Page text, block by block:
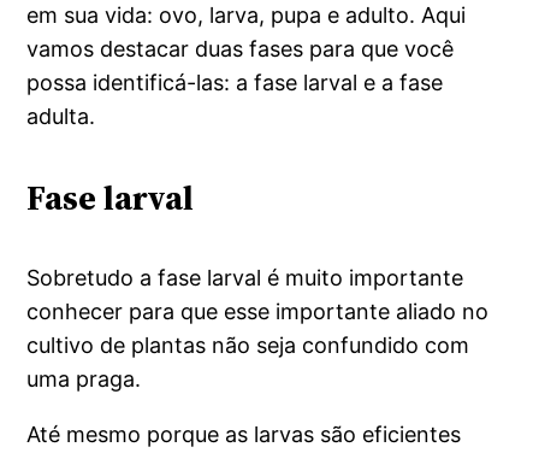
em sua vida: ovo, larva, pupa e adulto. Aqui
vamos destacar duas fases para que você
possa identificá-las: a fase larval e a fase
adulta.
Fase larval
Sobretudo a fase larval é muito importante
conhecer para que esse importante aliado no
cultivo de plantas não seja confundido com
uma praga.
Até mesmo porque as larvas são eficientes